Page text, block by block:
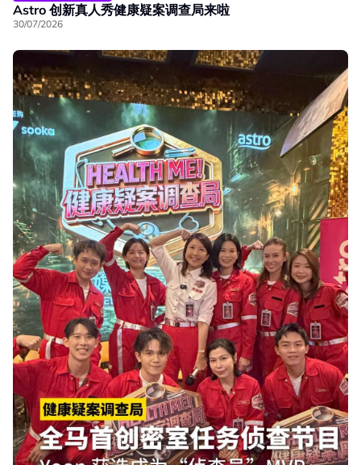
Astro 创新真人秀健康疑案调查局来啦
30/07/2026